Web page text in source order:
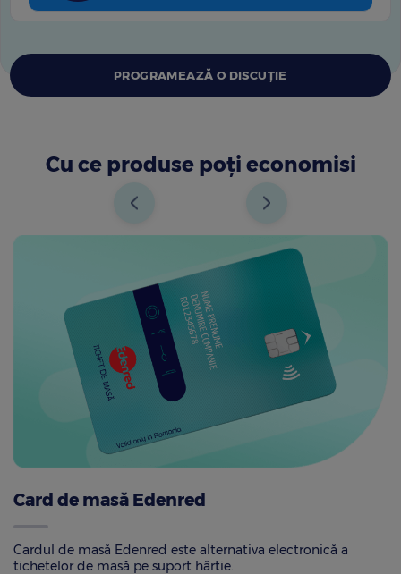
Taxe sociale patronale
PROGRAMEAZĂ O DISCUȚIE
Cu ce produse poți economisi
Card de masă Edenred
Cardul de masă Edenred este alternativa electronică a
tichetelor de masă pe suport hârtie.